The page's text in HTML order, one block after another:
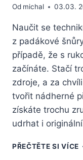
Od michal 03.03.
Naučit se
z padákové
případě, že s
začínáte. Stačí
zdroje, a za
tvořit nádherné
získáte trochu
udrhat i
PŘEČTĚTE SI VÍCE